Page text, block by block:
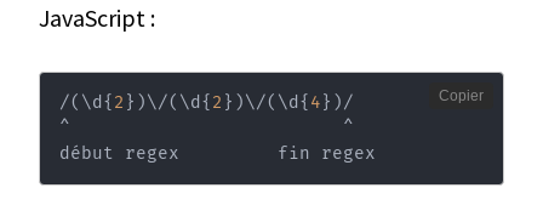
JavaScript :
/( \d { 2 } )\/( \d { 2 } )\/( \d { 4 } )/
^                         ^
début regex         fin regex
Copier